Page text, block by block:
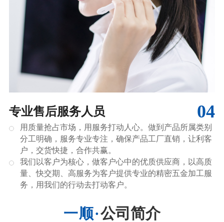
04
专业售后服务人员
用质量抢占市场，用服务打动人心。做到产品所属类别
分工明确，服务专业专注，确保产品工厂直销，让利客
户，交货快捷，合作共赢。
我们以客户为核心，做客户心中的优质供应商，以高质
量、快交期、高服务为客户提供专业的精密五金加工服
务，用我们的行动去打动客户。
公司简介